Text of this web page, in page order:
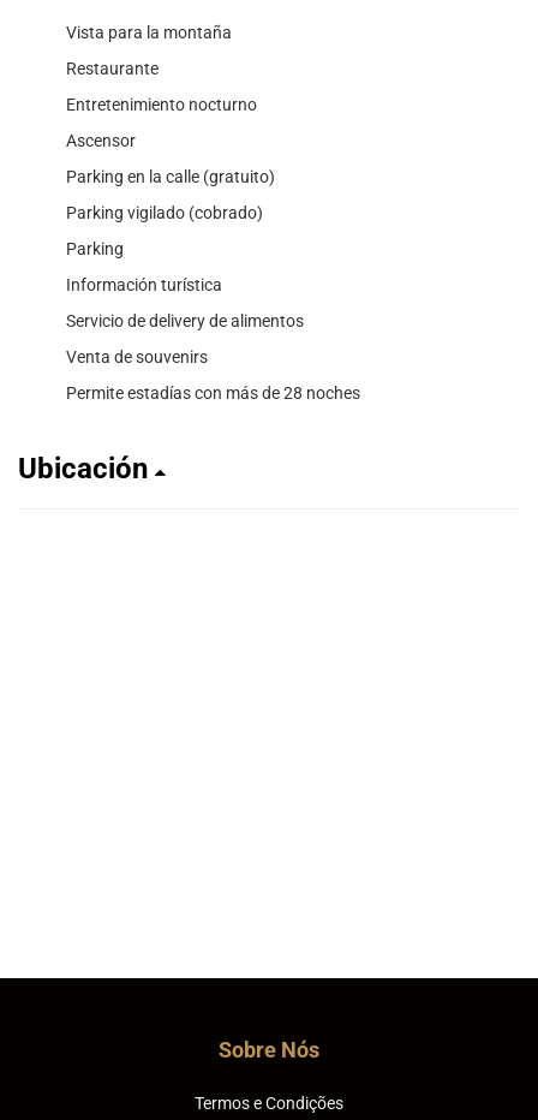
Vista para la montaña
Restaurante
Entretenimiento nocturno
Ascensor
Parking en la calle (gratuito)
Parking vigilado (cobrado)
Parking
Información turística
Servicio de delivery de alimentos
Venta de souvenirs
Permite estadías con más de 28 noches
Ubicación
Sobre Nós
Termos e Condições